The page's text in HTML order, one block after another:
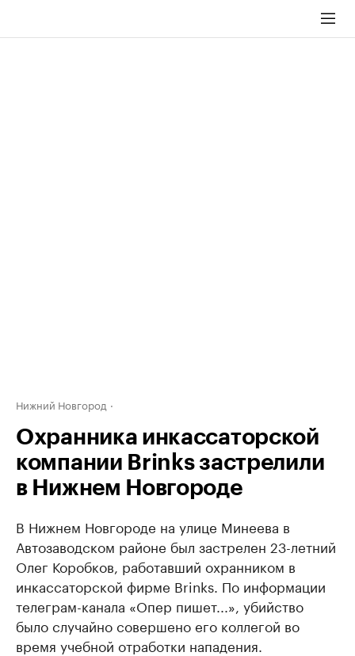
Нижний Новгород
Охранника инкассаторской
компании Brinks застрелили
в Нижнем Новгороде
В Нижнем Новгороде на улице Минеева в
Автозаводском районе был застрелен 23-летний
Олег Коробков, работавший охранником в
инкассаторской фирме Brinks. По информации
телеграм-канала «Опер пишет...», убийство
было случайно совершено его коллегой во
время учебной отработки нападения.